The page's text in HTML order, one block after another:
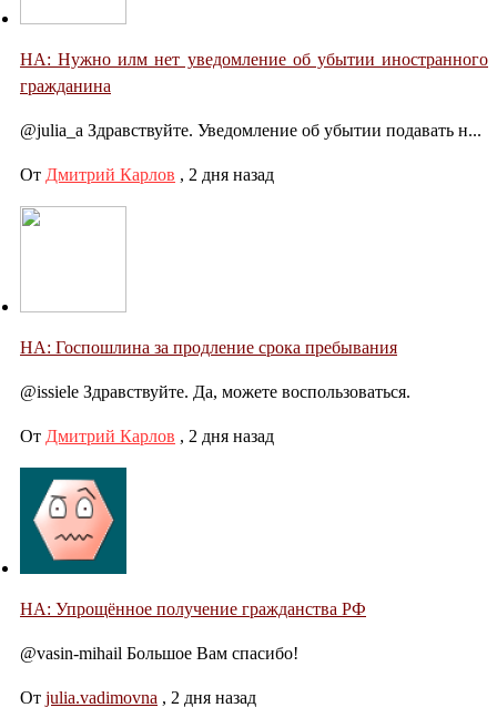
НА: Нужно илм нет уведомление об убытии иностранного
гражданина
@julia_a Здравствуйте. Уведомление об убытии подавать н...
От Дмитрий Карлов , 2 дня назад
НА: Госпошлина за продление срока пребывания
@issiele Здравствуйте. Да, можете воспользоваться.
От Дмитрий Карлов , 2 дня назад
НА: Упрощённое получение гражданства РФ
@vasin-mihail Большое Вам спасибо!
От julia.vadimovna , 2 дня назад